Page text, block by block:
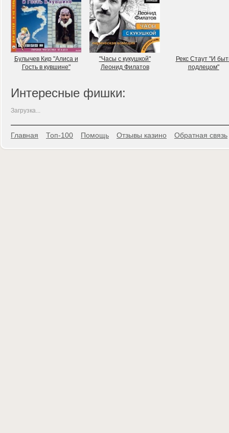
Булычев Кир "Алиса и
Гость в кувшине"
"Часы с кукушкой"
Леонид Филатов
Рекс Стаут "И
подлецом"
Интересные фишки:
Загрузка...
Главная Топ-100 Помощь Отзывы казино Обратная связь